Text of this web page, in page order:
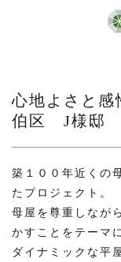
心地よさと
伯区 J様邸
築１００年近くの
たプロジェクト。
母屋を尊重しなが
かすことをテーマ
ダイナミックな平